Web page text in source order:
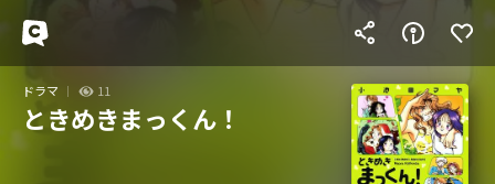
ドラマ 11
ときめきまっくん！